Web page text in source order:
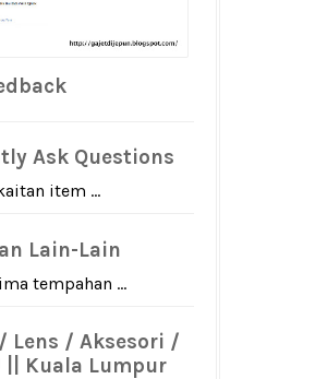
Ask Questions
item ...
Lain-Lain
tempahan ...
Lens / Aksesori /
|| Kuala Lumpur